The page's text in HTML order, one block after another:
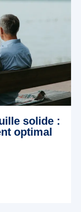
solide :
optimal